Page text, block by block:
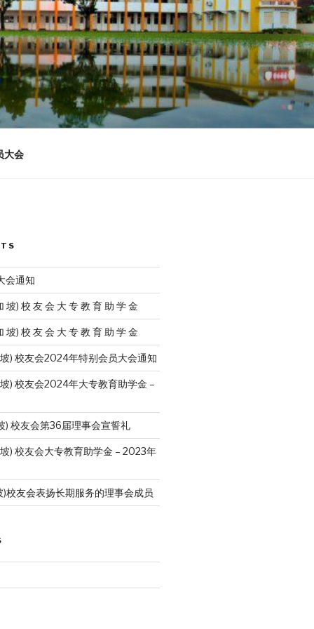
大会
会通知
坡) 校 友 会 大 专 教 育 助 学 金
坡) 校 友 会 大 专 教 育 助 学 金
) 校友会2024年特别会员大会通知
) 校友会2024年大专教育助学金 –
) 校友会第36届理事会宣誓礼
) 校友会大专教育助学金 – 2023年
校友会表扬长期服务的理事会成员